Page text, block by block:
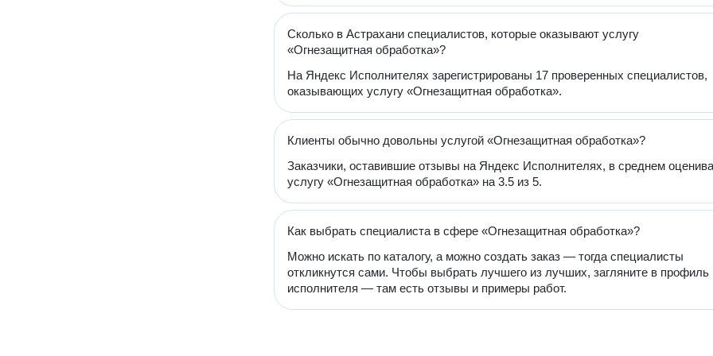
Сколько в Астрахани специалистов, которые оказывают услугу
«Огнезащитная обработка»?
На Яндекс Исполнителях зарегистрированы 17 проверенных специалистов,
оказывающих услугу «Огнезащитная обработка».
Клиенты обычно довольны услугой «Огнезащитная обработка»?
Заказчики, оставившие отзывы на Яндекс Исполнителях, в среднем
услугу «Огнезащитная обработка» на 3.5 из 5.
Как выбрать специалиста в сфере «Огнезащитная обработка»?
Можно искать по каталогу, а можно создать заказ — тогда специалисты
откликнутся сами. Чтобы выбрать лучшего из лучших, загляните в профиль
исполнителя — там есть отзывы и примеры работ.